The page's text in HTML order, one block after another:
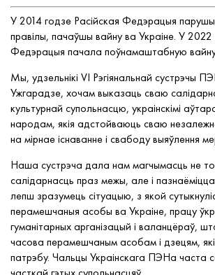
У 2014 годзе Расійская Федэрацыя
правілы, пачаўшы вайну ва Украіне. У 2022
Федэрацыя пачала поўнамаштабную вайну
Мы, удзельнікі VI Рэгіянальнай сустрэчы
Ужгарадзе, хочам выказаць сваю
культурнай супольнасцю, украінскімі
народам, якія адстойваюць сваю
на мірнае існаванне і свабоду выяўлення
Наша сустрэча дала нам магчымасць не
салідарнасць праз межы, але і
лепш зразумець сітуацыю, з якой
перамешчаныя асобы ва Украіне, працу
гуманітарных арганізацый і валанцёраў,
часова перамешчаным асобам і дзецям,
патрэбу. Чальцы Украінскага ПЭНа часта